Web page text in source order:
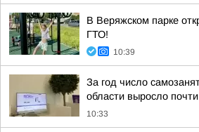
В Веряжском парке
ГТО!
10:39
За год число
области выросло
10:33